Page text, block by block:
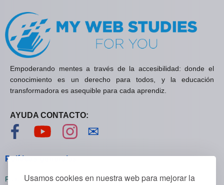
Usamos cookies en nuestra web para mejorar la
Empoderando mentes a través de la accesibilidad: donde el
conocimiento es un derecho para todos, y la educación
transformadora es asequible para cada aprendiz.
AYUDA CONTACTO:
Visítanos en Facebook
Visítanos en YouTube
Visítanos en Instagram
✉
Políticas generales
Políticas de privacidad